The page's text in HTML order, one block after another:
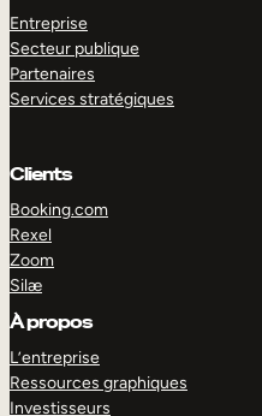
Entreprise
Secteur publique
Partenaires
Services stratégiques
Clients
Booking.com
Rexel
Zoom
Silæ
À propos
L’entreprise
Ressources graphiques
Investisseurs